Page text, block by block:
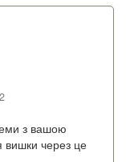
з вашою
вишки через це